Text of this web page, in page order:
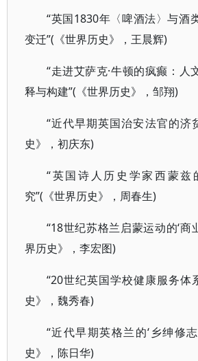
“英国1830年〈啤酒法〉与酒
变迁”(《世界历史》，王晨辉)
“走进艾萨克·牛顿的疯癫：人
释与构建”(《世界历史》，邹翔)
“近代早期英国治安法官的济
史》，初庆东)
“英国诗人历史学家西蒙兹
究”(《世界历史》，周春生)
“18世纪苏格兰启蒙运动的‘商
界历史》，李宏图)
“20世纪英国学校健康服务体
史》，魏秀春)
“近代早期英格兰的‘乡绅修
史》，陈日华)